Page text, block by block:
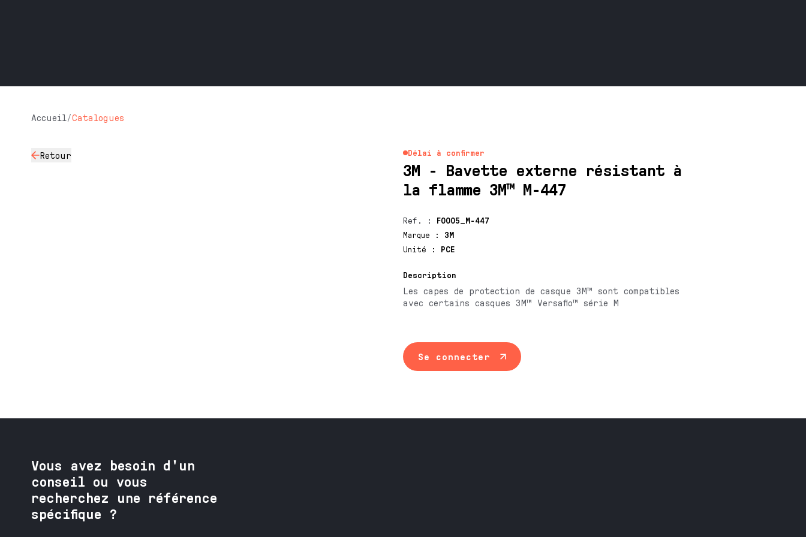
Accueil/Catalogues
Retour Délai à confirmer
3M - Bavette externe résistant à
la flamme 3M™ M-447
Ref. : F0005_M-447
Marque
:
3M
Unité
: PCE
Description
Les capes de protection de casque 3M™ sont compatibles
avec certains casques 3M™ Versaflo™ série M
Se connecter
Vous avez besoin d'un
conseil ou vous
recherchez une référence
spécifique ?